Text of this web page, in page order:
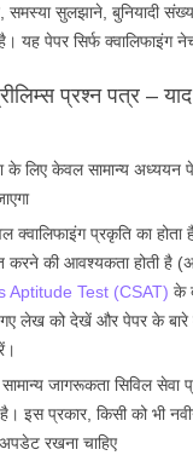
समस्या सुलझाने, बुनियादी
यह पेपर सिर्फ क्वालिफाइंग
प्रश्न पत्र –
के लिए केवल सामान्य अध्ययन
क्वालिफाइंग प्रकृति का होता
करने की आवश्यकता होती है
Aptitude Test (CSAT) के
गए लेख को देखें और पेपर के बारे
जागरूकता सिविल सेवा
है। इस प्रकार, किसी को भी
रखना चाहिए